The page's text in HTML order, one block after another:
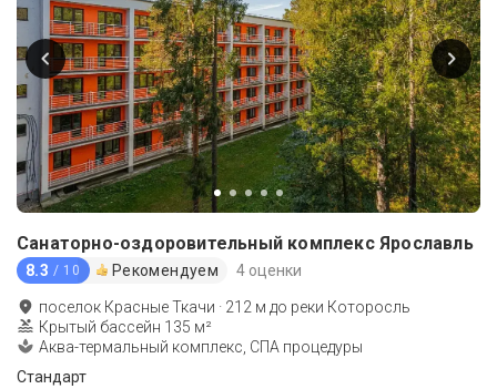
Санаторно-оздоровительный комплекс Ярославль
8.3 / 10 Рекомендуем 4 оценки
поселок Красные Ткачи · 212 м до реки Которосль
Крытый бассейн 135 м²
Аква-термальный комплекс, СПА процедуры
Стандарт